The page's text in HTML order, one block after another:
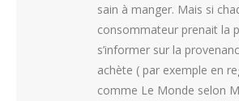
sain à manger. Mais si
consommateur prenait la
s’informer sur la
achète ( par exemple en
comme Le Monde selon